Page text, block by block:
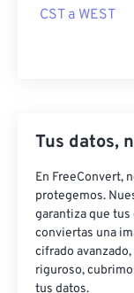
CST a WEST
Tus datos,
En FreeConvert,
protegemos.
garantiza que tus
conviertas una
cifrado
riguroso,
tus datos.